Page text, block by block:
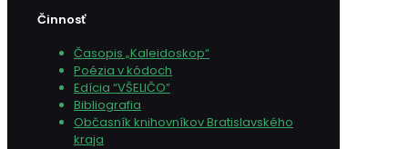
Činnosť
Časopis „Kaleidoskop“
Poézia v kódoch
Edícia “VŠELIČO”
Bibliografia
Občasník knihovníkov Bratislavského
kraja